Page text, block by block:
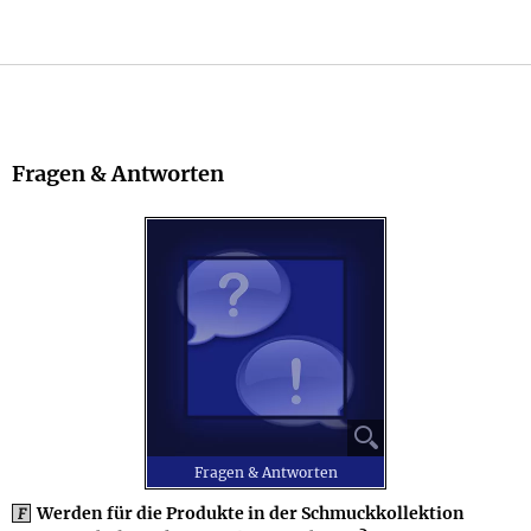
Fragen & Antworten
⚲
Fragen & Antworten
F
Werden für die Produkte in der Schmuckkollektion